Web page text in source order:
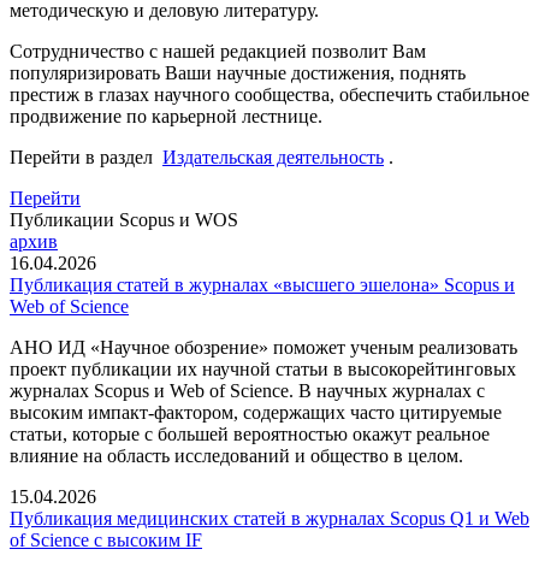
методическую и деловую литературу.
Сотрудничество с нашей редакцией позволит Вам
популяризировать Ваши научные достижения, поднять
престиж в глазах научного сообщества, обеспечить стабильное
продвижение по карьерной лестнице.
Перейти в раздел Издательская деятельность .
Перейти
Публикации Scopus и WOS
архив
16.04.2026
Публикация статей в журналах «высшего эшелона» Scopus и
Web of Science
АНО ИД «Научное обозрение» поможет ученым реализовать
проект публикации их научной статьи в высокорейтинговых
журналах Scopus и Web of Science. В научных журналах с
высоким импакт-фактором, содержащих часто цитируемые
статьи, которые с большей вероятностью окажут реальное
влияние на область исследований и общество в целом.
15.04.2026
Публикация медицинских статей в журналах Scopus Q1 и Web
of Science с высоким IF